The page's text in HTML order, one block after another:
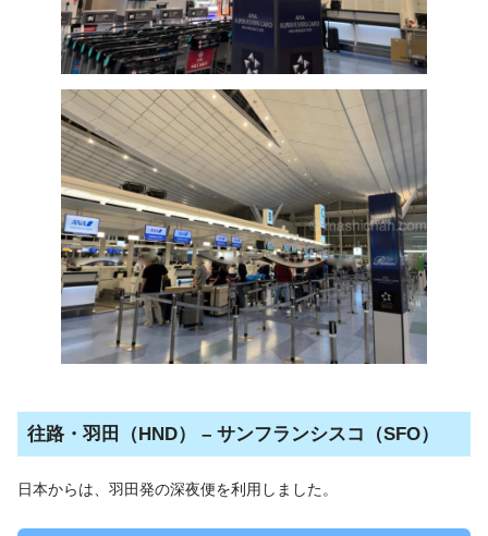
往路・羽田（HND） – サンフランシスコ（SFO）
日本からは、羽田発の深夜便を利用しました。